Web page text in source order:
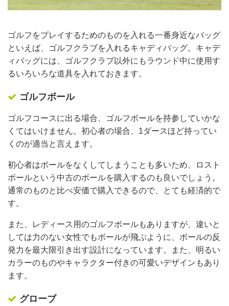
ゴルフをプレイするためのものを入れる一番身近なバッグ
といえば、ゴルフクラブを入れるキャディバッグ。キャデ
ィバッグには、ゴルフクラブ以外にもラウンド中に使用す
るいろいろな道具を入れておきます。
ゴルフボール
ゴルフコースに出る場合、ゴルフボールを持参していかな
くてはいけません。初心者の場合、1ダースほど持ってい
くのが適当と言えます。
初心者はボールをなくしてしまうことも多いため、ロスト
ボールという中古のボールを購入するのも良いでしょう。
通常のものと比べ安価で購入できるので、とても経済的で
す。
また、レディース用のゴルフボールもありますが、違いと
しては力のない女性でもボールが飛ぶように、ボールの反
発力を最大限引き出す設計になっています。また、明るい
カラーのものやキャラクター付きの可愛いデザインもあり
ます。
グローブ